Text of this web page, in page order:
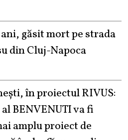
găsit mort pe strada
din Cluj-Napoca
în proiectul RIVUS:
BENVENUTI va fi
amplu proiect de